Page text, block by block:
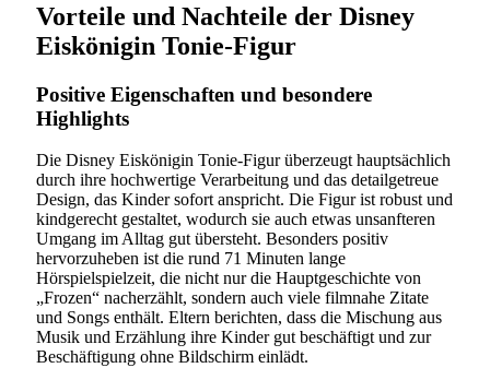
Vorteile und Nachteile der Disney
Eiskönigin Tonie-Figur
Positive Eigenschaften und besondere
Highlights
Die Disney Eiskönigin Tonie-Figur überzeugt hauptsächlich
durch ihre hochwertige Verarbeitung und das detailgetreue
Design, das Kinder sofort anspricht. Die Figur ist robust und
kindgerecht gestaltet, wodurch sie auch etwas unsanfteren
Umgang im Alltag gut übersteht. Besonders positiv
hervorzuheben ist die rund 71 Minuten lange
Hörspielspielzeit, die nicht nur die Hauptgeschichte von
„Frozen“ nacherzählt, sondern auch viele filmnahe Zitate
und Songs enthält. Eltern berichten, dass die Mischung aus
Musik und Erzählung ihre Kinder gut beschäftigt und zur
Beschäftigung ohne Bildschirm einlädt.